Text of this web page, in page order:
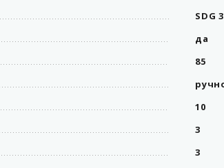
SDG
да
85
10
3
3